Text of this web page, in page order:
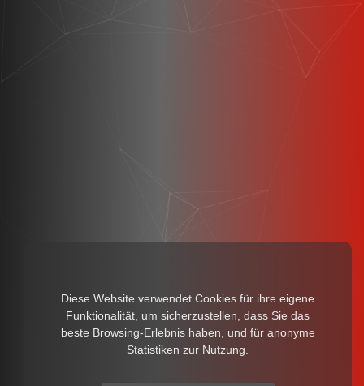
Diese Website verwendet Cookies für ihre eigene
Funktionalität, um sicherzustellen, dass Sie das
beste Browsing-Erlebnis haben, und für anonyme
Statistiken zur Nutzung.